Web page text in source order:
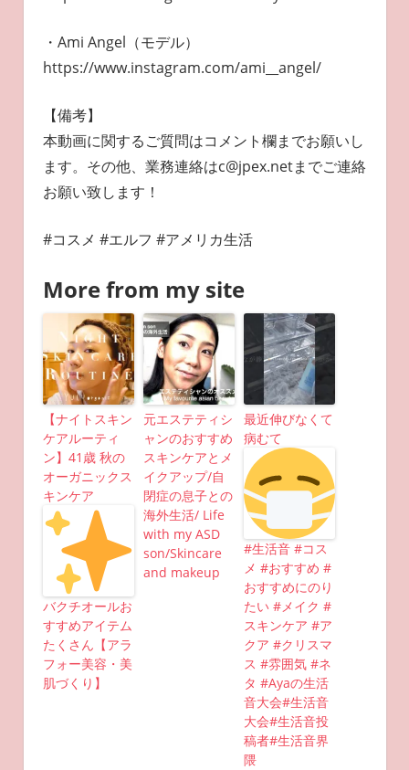
・Ami Angel（モデル）
https://www.instagram.com/ami__angel/
【備考】
本動画に関するご質問はコメント欄までお願いし
ます。その他、業務連絡はc@jpex.netまでご連絡
お願い致します！
#コスメ #エルフ #アメリカ生活
More from my site
【ナイトスキン
ケアルーティ
ン】41歳 秋の
オーガニックス
キンケア
バクチオールお
すすめアイテム
たくさん【アラ
フォー美容・美
肌づくり】
元エステティシ
ャンのおすすめ
スキンケアとメ
イクアップ/自
閉症の息子との
海外生活/ Life
with my ASD
son/Skincare
and makeup
最近伸びなくて
病むて
#生活音 #コス
メ #おすすめ #
おすすめにのり
たい #メイク #
スキンケア #ア
クア #クリスマ
ス #雰囲気 #ネ
タ #Ayaの生活
音大会#生活音
大会#生活音投
稿者#生活音界
隈